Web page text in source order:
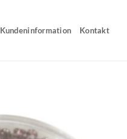
Kundeninformation Kontakt